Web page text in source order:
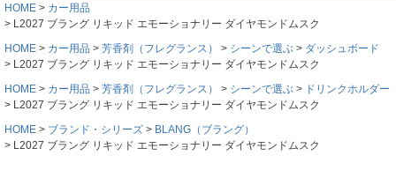
HOME
カー用品
L2027 ブラング リキッド エモーショナリー ダイヤモンドムスク
HOME
カー用品 芳香剤（フレグランス） シーンで選ぶ
ダッシュボード
L2027 ブラング リキッド エモーショナリー ダイヤモンドムスク
HOME
カー用品 芳香剤（フレグランス） シーンで選ぶ
ドリンクホルダー
L2027 ブラング リキッド エモーショナリー ダイヤモンドムスク
HOME
ブランド・シリーズ
BLANG（ブラング）
L2027 ブラング リキッド エモーショナリー ダイヤモンドムスク